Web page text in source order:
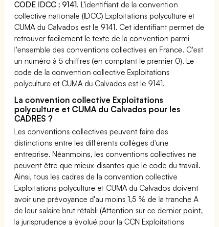
CODE IDCC : 9141. L'identifiant de la convention
collective nationale (IDCC) Exploitations polyculture et
CUMA du Calvados est le 9141. Cet identifiant permet de
retrouver facilement le texte de la convention parmi
l'ensemble des conventions collectives en France. C'est
un numéro à 5 chiffres (en comptant le premier 0). Le
code de la convention collective Exploitations
polyculture et CUMA du Calvados est le 9141.
La convention collective Exploitations
polyculture et CUMA du Calvados pour les
CADRES ?
Les conventions collectives peuvent faire des
distinctions entre les différents collèges d'une
entreprise. Néanmoins, les conventions collectives ne
peuvent être que mieux-disantes que le code du travail.
Ainsi, tous les cadres de la convention collective
Exploitations polyculture et CUMA du Calvados doivent
avoir une prévoyance d'au moins 1,5 % de la tranche A
de leur salaire brut rétabli (Attention sur ce dernier point,
la jurisprudence a évolué pour la CCN Exploitations